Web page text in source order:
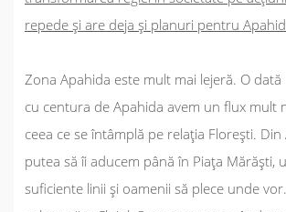
repede și are deja și planuri pentru
Zona Apahida este mult mai lejeră. O dată
cu centura de Apahida avem un flux mult
ceea ce se întâmplă pe relația Florești. Din
putea să îi aducem până în Piața Mărăști,
suficiente linii și oamenii să plece unde